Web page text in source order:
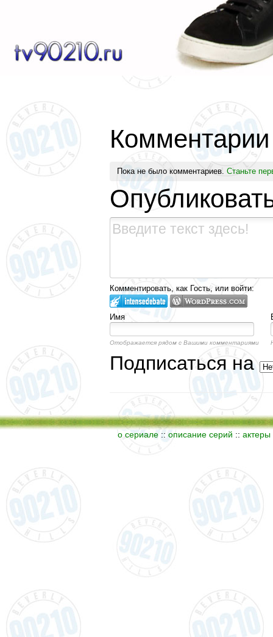
Комментарии
Пока не было комментариев. Станьте
Комментировать, как Гость, или войти:
Имя
Отображается рядом с Вашими комментариями
Подписаться на
о сериале :: описание серий ::